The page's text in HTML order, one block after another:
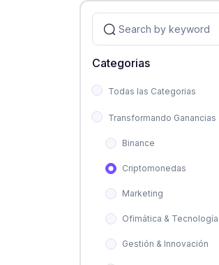
Categorias
Todas las Categorias
Transformando Ganancias
Binance
Criptomonedas
Marketing
Ofimática & Tecnología
Gestión & Innovación